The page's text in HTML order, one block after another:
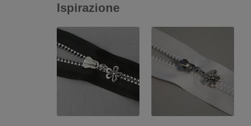
Ispirazione